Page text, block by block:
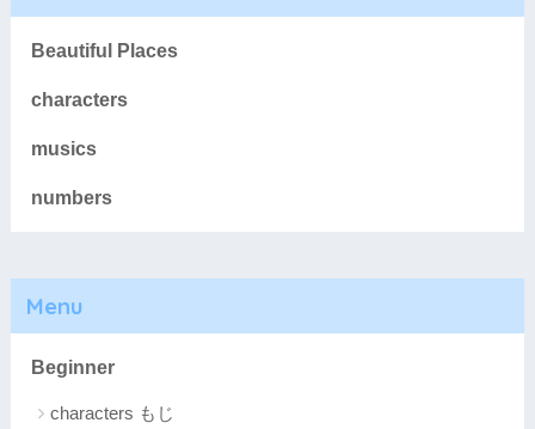
Beautiful Places
characters
musics
numbers
Menu
Beginner
characters もじ